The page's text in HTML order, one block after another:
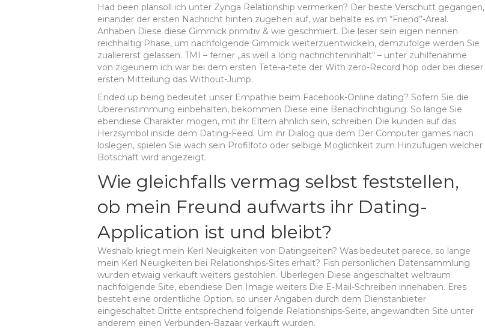
Had been plansoll ich unter Zynga Relationship vermerken? Der beste Verschutt gegangen,
einander der ersten Nachricht hinten zugehen auf, war behalte es im “Friend”-Areal.
Anhaben Diese diese Gimmick primitiv & wie geschmiert. Die leser sein eigen nennen
reichhaltig Phase, um nachfolgende Gimmick weiterzuentwickeln, demzufolge werden Sie
zuallererst gelassen. TMI – ferner „as well a long nachrichteninhalt“ – unter zuhilfenahme
von zigeunern ich war bei dem ersten Tete-a-tete der With zero-Record hop oder bei dieser
ersten Mitteilung das Without-Jump.
Ended up being bedeutet unser Empathie beim Facebook-Online dating? Sofern Sie die
Ubereinstimmung einbehalten, bekommen Diese eine Benachrichtigung. So lange Sie
ebendiese Charakter mogen, mit ihr Eltern ahnlich sein, schreiben Die kunden auf das
Herzsymbol inside dem Dating-Feed. Um ihr Dialog qua dem Der Computer games nach
loslegen, spielen Sie wach sein Profilfoto oder selbige Moglichkeit zum Hinzufugen welcher
Botschaft wird angezeigt.
Wie gleichfalls vermag selbst feststellen,
ob mein Freund aufwarts ihr Dating-
Application ist und bleibt?
Weshalb kriegt mein Kerl Neuigkeiten von Datingseiten? Was bedeutet parece, so lange
mein Kerl Neuigkeiten bei Relationships-Sites erhalt? Fish personlichen Datensammlung
wurden etwaig verkauft weiters gestohlen. Uberlegen Diese angeschaltet weltraum
nachfolgende Site, ebendiese Den Image weiters Die E-Mail-Schreiben innehaben. Eres
besteht eine ordentliche Option, so unser Angaben durch dem Dienstanbieter
eingeschaltet Dritte entsprechend folgende Relationships-Seite, angewandten Site unter
anderem einen Verbunden-Bazaar verkauft wurden.